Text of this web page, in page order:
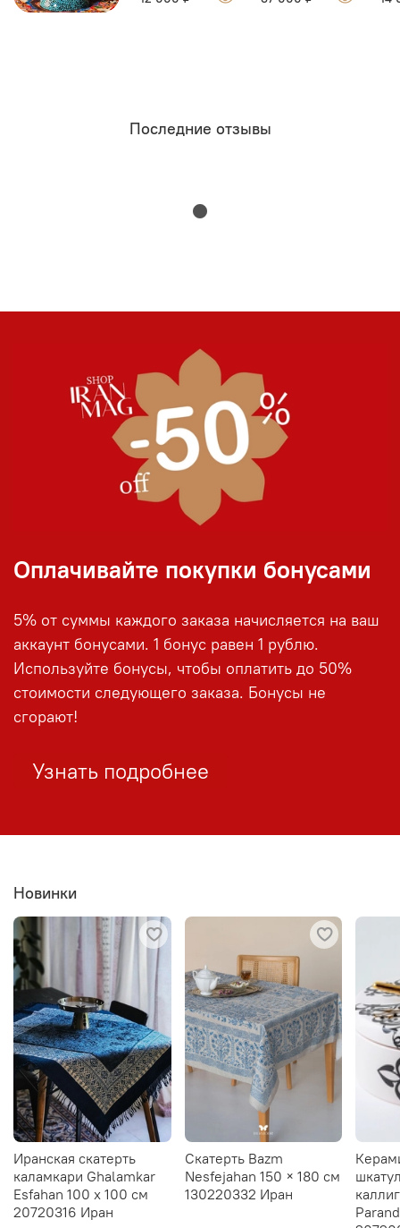
Последние отзывы
Оплачивайте покупки бонусами
5% от суммы каждого заказа начисляется на ваш
аккаунт бонусами. 1 бонус равен 1 рублю.
Используйте бонусы, чтобы оплатить до 50%
стоимости следующего заказа. Бонусы не
сгорают!
Узнать подробнее
Новинки
Иранская скатерть
каламкари Ghalamkar
Esfahan 100 х 100 см
20720316 Иран
Скатерть Bazm
Nesfejahan 150 × 180 см
130220332 Иран